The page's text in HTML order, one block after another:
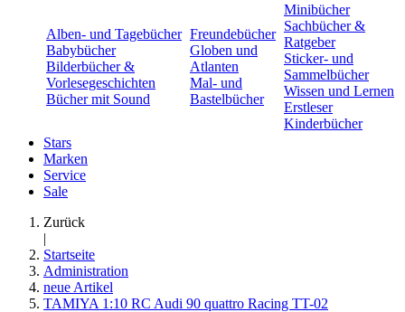
Alben- und Tagebücher
Babybücher
Bilderbücher &
Vorlesegeschichten
Bücher mit Sound
Freundebücher
Globen und
Atlanten
Mal- und
Bastelbücher
Minibücher
Sachbücher &
Ratgeber
Sticker- und
Sammelbücher
Wissen und Lernen
Erstleser
Kinderbücher
Stars
Marken
Service
Sale
Zurück
|
Startseite
Administration
neue Artikel
TAMIYA 1:10 RC Audi 90 quattro Racing TT-02